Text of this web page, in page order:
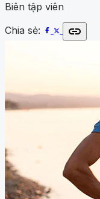
Biên tập viên
Chia sẻ:
link